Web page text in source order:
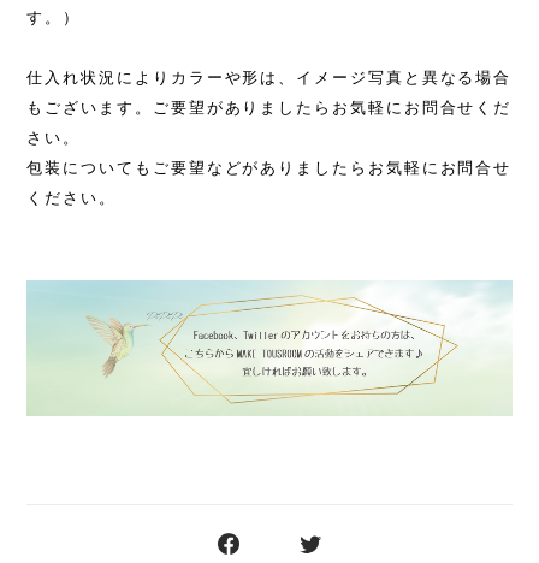
す。）
仕入れ状況によりカラーや形は、イメージ写真と異なる場合
もございます。
ご要望がありましたらお気軽にお問合せくだ
さい。
包装についてもご要望などがありましたらお気軽にお問合せ
ください。